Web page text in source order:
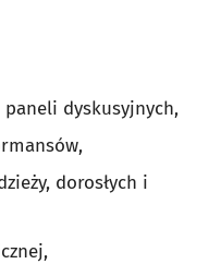
dyskusyjnych,
dorosłych i